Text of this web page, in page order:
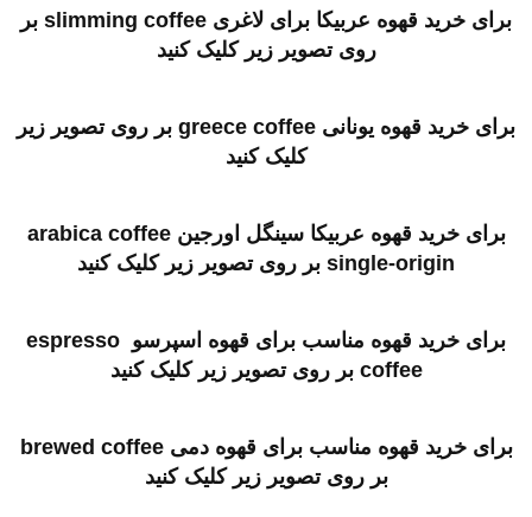
برای خرید قهوه عربیکا برای لاغری slimming coffee بر
روی تصویر زیر کلیک کنید
برای خرید قهوه یونانی greece coffee بر روی تصویر زیر
کلیک کنید
برای خرید قهوه عربیکا سینگل اورجین arabica coffee
single-origin بر روی تصویر زیر کلیک کنید
برای خرید قهوه مناسب برای قهوه اسپرسو espresso
coffee بر روی تصویر زیر کلیک کنید
برای خرید قهوه مناسب برای قهوه دمی brewed coffee
بر روی تصویر زیر کلیک کنید